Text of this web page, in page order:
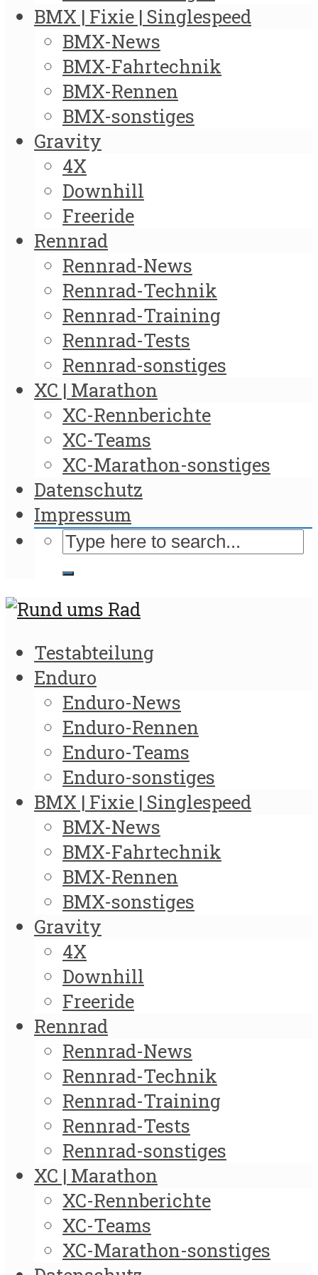
BMX | Fixie | Singlespeed
BMX-News
BMX-Fahrtechnik
BMX-Rennen
BMX-sonstiges
Gravity
4X
Downhill
Freeride
Rennrad
Rennrad-News
Rennrad-Technik
Rennrad-Training
Rennrad-Tests
Rennrad-sonstiges
XC | Marathon
XC-Rennberichte
XC-Teams
XC-Marathon-sonstiges
Datenschutz
Impressum
Testabteilung
Enduro
Enduro-News
Enduro-Rennen
Enduro-Teams
Enduro-sonstiges
BMX | Fixie | Singlespeed
BMX-News
BMX-Fahrtechnik
BMX-Rennen
BMX-sonstiges
Gravity
4X
Downhill
Freeride
Rennrad
Rennrad-News
Rennrad-Technik
Rennrad-Training
Rennrad-Tests
Rennrad-sonstiges
XC | Marathon
XC-Rennberichte
XC-Teams
XC-Marathon-sonstiges